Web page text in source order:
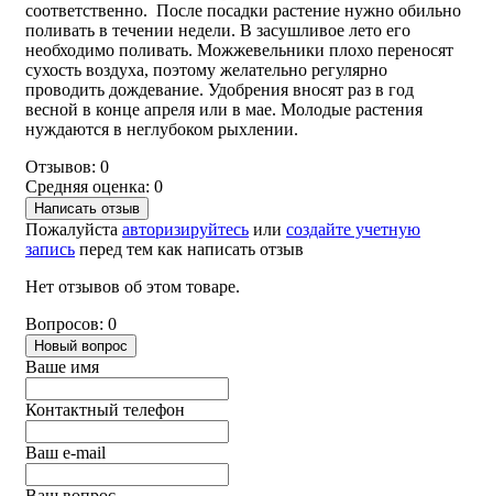
соответственно. После посадки растение нужно обильно
поливать в течении недели. В засушливое лето его
необходимо поливать. Можжевельники плохо переносят
сухость воздуха, поэтому желательно регулярно
проводить дождевание. Удобрения вносят раз в год
весной в конце апреля или в мае. Молодые растения
нуждаются в неглубоком рыхлении.
Отзывов: 0
Средняя оценка: 0
Написать отзыв
Пожалуйста авторизируйтесь или создайте учетную
запись перед тем как написать отзыв
Нет отзывов об этом товаре.
Вопросов: 0
Новый вопрос
Ваше имя
Контактный телефон
Ваш e-mail